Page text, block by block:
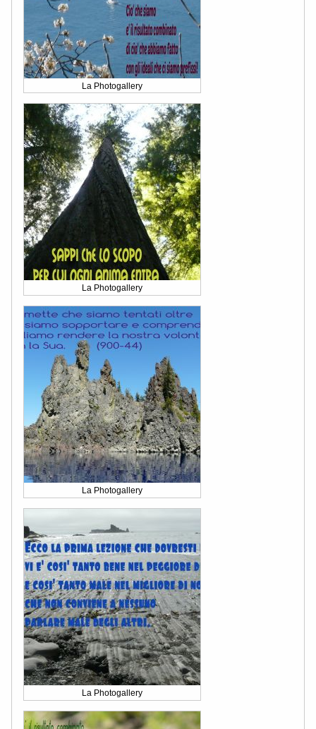
La Photogallery
La Photogallery
La Photogallery
La Photogallery